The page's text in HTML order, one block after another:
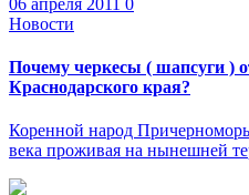
Новости
Почему черкесы ( шапсуги )
Краснодарского края?
Коренной народ
века проживая на нынешней